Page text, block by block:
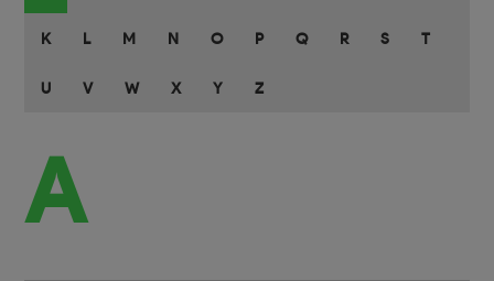
K L M N O P Q R S T
U V W X Y Z
A